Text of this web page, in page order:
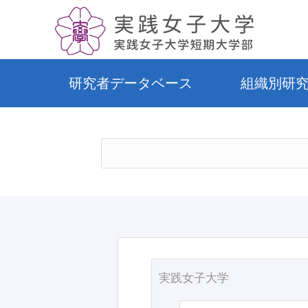
研究者データベース 組織別研
実践女子大学